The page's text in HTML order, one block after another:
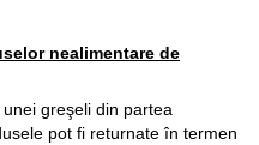
nealimentare de
greşeli din partea
pot fi returnate în termen